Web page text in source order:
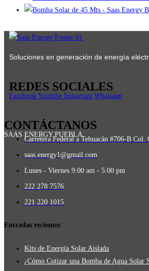
Soluciones en generación de energía
REDES SOCIALES
Facebook Youtube Instagram Whatsapp
CONTÁCTANOS
SAAS ENERGY PUEBLA
Carretera Federal a Tehuacán #706-B Col.
saas.energy1@gmail.com
Lunes - Viernes 9:00 am - 5:00 pm
222 278 7576
221 220 1015
Entradas recientes
Kits de Energía Solar Aislada
¿Cómo Cotizar una Bomba de Agua Solar